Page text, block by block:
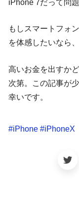
iPhone 7だって問題
もしスマートフォ
を体感したいなら
高いお金を出すか
次第。この記事が
幸いです。
#iPhone #iPhoneX